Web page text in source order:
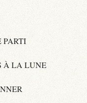
PARTI
À LA LUNE